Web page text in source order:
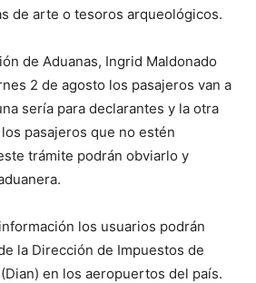
de arte o tesoros arqueológicos.
de Aduanas, Ingrid Maldonado
2 de agosto los pasajeros van a
sería para declarantes y la otra
pasajeros que no estén
trámite podrán obviarlo y
los usuarios podrán
la Dirección de Impuestos de
en los aeropuertos del país.